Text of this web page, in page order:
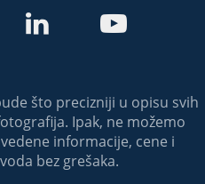
 
što precizniji u opisu svih
Ipak, ne možemo
informacije, cene i
bez grešaka.